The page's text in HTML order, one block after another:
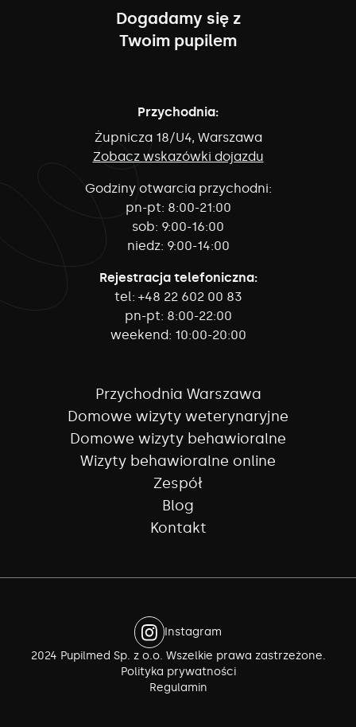
Dogadamy się z
Twoim pupilem
Przychodnia:
Żupnicza 18/U4, Warszawa
Zobacz wskazówki dojazdu
Godziny otwarcia przychodni:
pn-pt: 8:00-21:00
sob: 9:00-16:00
niedz: 9:00-14:00
Rejestracja telefoniczna:
tel: +48 22 602 00 83
pn-pt: 8:00-22:00
weekend: 10:00-20:00
Przychodnia Warszawa
Domowe wizyty weterynaryjne
Domowe wizyty behawioralne
Wizyty behawioralne online
Zespół
Blog
Kontakt
Instagram
2024 Pupilmed Sp. z o.o. Wszelkie prawa zastrzeżone.
Polityka prywatności
Regulamin